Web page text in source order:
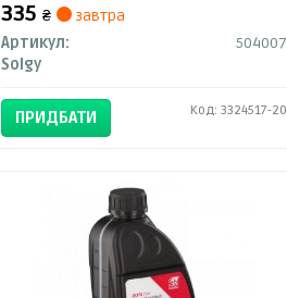
335 ₴
завтра
Артикул:
504007
Solgy
ПРИДБАТИ Код: 3324517-20